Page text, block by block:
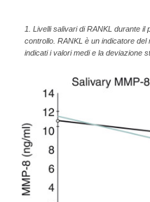
1. Livelli salivari di RANKL durante il
controllo. RANKL è un indicatore
indicati i valori medi e la deviazione